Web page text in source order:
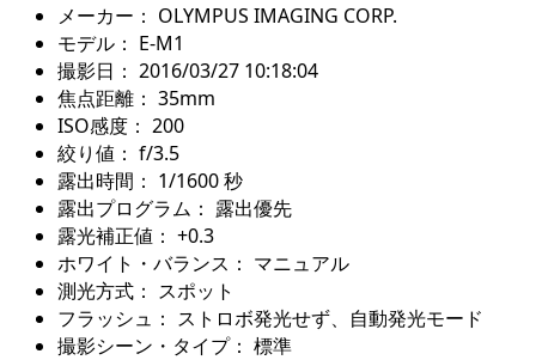
メーカー： OLYMPUS IMAGING CORP.
モデル： E-M1
撮影日： 2016/03/27 10:18:04
焦点距離： 35mm
ISO感度： 200
絞り値： f/3.5
露出時間： 1/1600 秒
露出プログラム： 露出優先
露光補正値： +0.3
ホワイト・バランス： マニュアル
測光方式： スポット
フラッシュ： ストロボ発光せず、自動発光モード
撮影シーン・タイプ： 標準